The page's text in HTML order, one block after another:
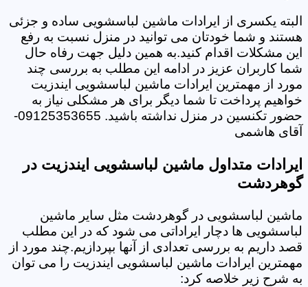
البته یکسری از ایرادات ماشین لباسشویی ساده و جزئی
هستند و شما خودتان می توانید در منزل نسبت به رفع
این مشکلات اقدام کنید.به همین دلیل جهت رفاه حال
شما کاربران عزیز در ادامه این مطلب به بررسی چند
مورد از مهمترین ایرادات ماشین لباسشویی ایندزیت
خواهیم پرداخت تا شما دیگر برای هر مشکلی نیاز به
حضور تکنسین در منزل نداشته باشید. 09125353655-
آقای هاشمی
ایرادات متداول ماشین لباسشویی ایندزیت در
گوهردشت
ماشین لباسشویی در گوهردشت مثل سایر ماشین
لباسشویی ها دچار ایراداتی می شود که در این مطلب
قصد داریم به بررسی تعدادی از آنها بپردازیم.چند مورد از
مهمترین ایرادات ماشین لباسشویی ایندزیت را می توان
به شرح زیر خلاصه کرد: